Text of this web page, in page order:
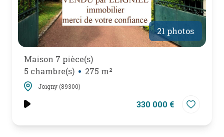
21 photos
Maison 7 pièce(s)
5 chambre(s)
275 m²
Joigny (89300)
330 000 €